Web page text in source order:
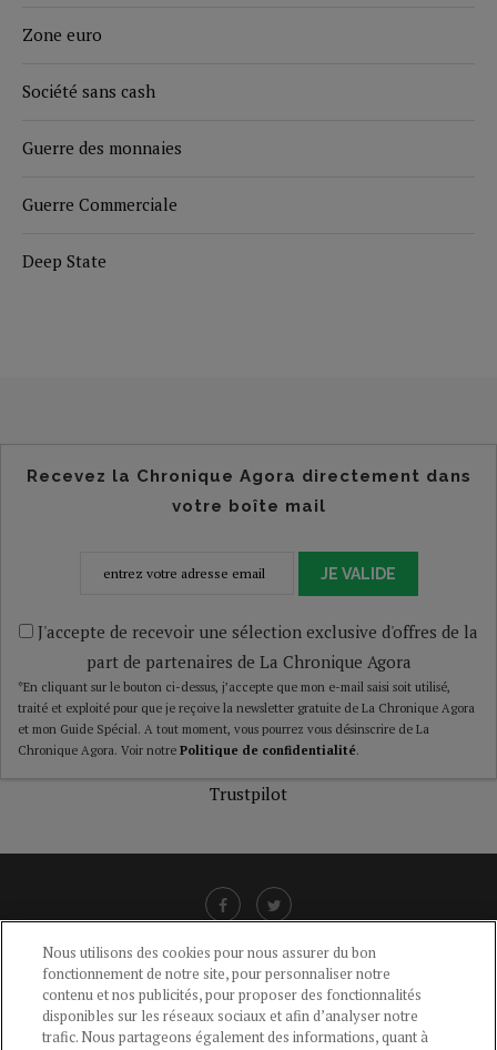
Zone euro
Société sans cash
Guerre des monnaies
Guerre Commerciale
Deep State
Recevez la Chronique Agora directement dans
votre boîte mail
JE VALIDE
J'accepte de recevoir une sélection exclusive d'offres de la
part de partenaires de La Chronique Agora
*En cliquant sur le bouton ci-dessus, j’accepte que mon e-mail saisi soit utilisé,
traité et exploité pour que je reçoive la newsletter gratuite de La Chronique Agora
et mon Guide Spécial. A tout moment, vous pourrez vous désinscrire de La
Chronique Agora. Voir notre Politique de confidentialité.
Trustpilot
CGU-POLITIQUE DE CONFIDENTIALITÉ -POLITIQUE DES COOKIES
MENTIONS LÉGALES -AIDE
Nous utilisons des cookies pour nous assurer du bon
fonctionnement de notre site, pour personnaliser notre
contenu et nos publicités, pour proposer des fonctionnalités
disponibles sur les réseaux sociaux et afin d’analyser notre
trafic. Nous partageons également des informations, quant à